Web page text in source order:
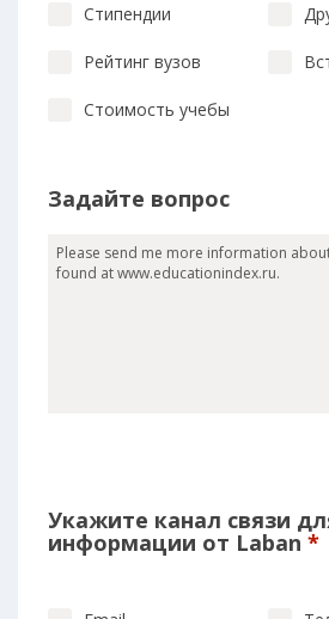
Стипендии
Рейтинг вузов
Стоимость учебы
Задайте вопрос
Укажите канал связи
информации от Laban *